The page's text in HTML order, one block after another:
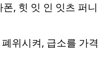
, 힛 잇 인 잇츠 퍼니
위시켜, 급소를 가격